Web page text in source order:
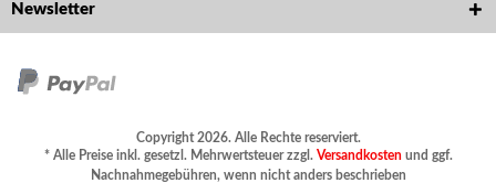
Newsletter
Copyright 2026. Alle Rechte reserviert.
* Alle Preise inkl. gesetzl. Mehrwertsteuer zzgl. Versandkostenund ggf.
Nachnahmegebühren, wenn nicht anders beschrieben